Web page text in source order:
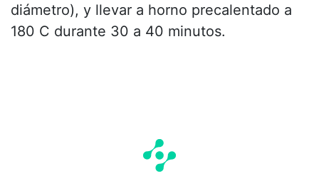
diámetro), y llevar a horno precalentado a
180 C durante 30 a 40 minutos.